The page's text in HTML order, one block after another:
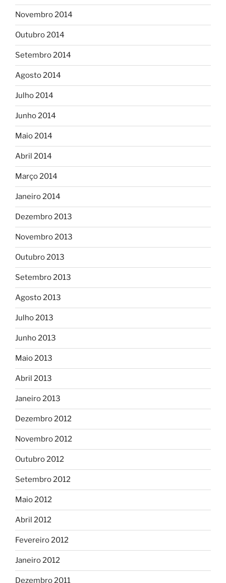
Novembro 2014
Outubro 2014
Setembro 2014
Agosto 2014
Julho 2014
Junho 2014
Maio 2014
Abril 2014
Março 2014
Janeiro 2014
Dezembro 2013
Novembro 2013
Outubro 2013
Setembro 2013
Agosto 2013
Julho 2013
Junho 2013
Maio 2013
Abril 2013
Janeiro 2013
Dezembro 2012
Novembro 2012
Outubro 2012
Setembro 2012
Maio 2012
Abril 2012
Fevereiro 2012
Janeiro 2012
Dezembro 2011